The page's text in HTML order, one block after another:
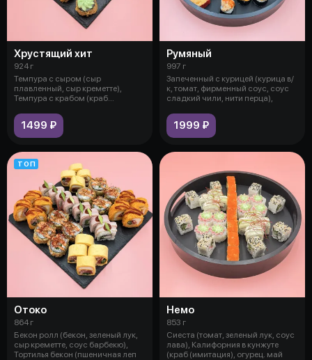
Хрустящий хит
924 г
Темпура с сыром (сыр
плавленный, сыр креметте),
Темпура с крабом (краб
1499 ₽
Румяный
997 г
Запеченный с курицей (курица в/
к, томат, фирменный соус, соус
сладкий чили, нити перца),
1999 ₽
ТОП
Отоко
864 г
Бекон ролл (бекон, зеленый лук,
сыр креметте, соус барбекю),
Тортилья бекон (пшеничная леп
Немо
853 г
Сиеста (томат, зеленый лук, соус
лава), Калифорния в кунжуте
(краб (имитация), огурец. май